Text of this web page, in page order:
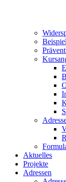
Aktuelles
Projekte
Adressen